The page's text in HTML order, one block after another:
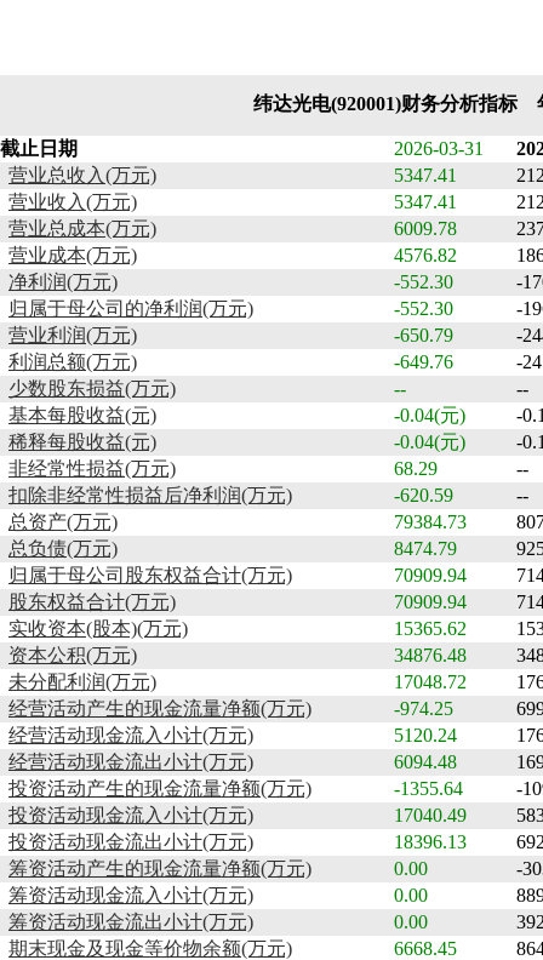
纬达光电(920001)财务分析指标
截止日期 2026-03-31
营业总收入(万元)
5347.41
营业收入(万元)
5347.41
营业总成本(万元)
6009.78
营业成本(万元)
4576.82
净利润(万元)
-552.30
-
归属于母公司的净利润(万元)
-552.30
-
营业利润(万元)
-650.79
-
利润总额(万元)
-649.76
-
少数股东损益(万元)
--
--
基本每股收益(元)
-0.04(元)
-
稀释每股收益(元)
-0.04(元)
-
非经常性损益(万元)
68.29
--
扣除非经常性损益后净利润(万元)
-620.59
--
总资产(万元)
79384.73
总负债(万元)
8474.79
归属于母公司股东权益合计(万元)
70909.94
股东权益合计(万元)
70909.94
实收资本(股本)(万元)
15365.62
资本公积(万元)
34876.48
未分配利润(万元)
17048.72
经营活动产生的现金流量净额(万元)
-974.25
经营活动现金流入小计(万元)
5120.24
经营活动现金流出小计(万元)
6094.48
投资活动产生的现金流量净额(万元)
-1355.64
-
投资活动现金流入小计(万元)
17040.49
投资活动现金流出小计(万元)
18396.13
筹资活动产生的现金流量净额(万元)
0.00
-
筹资活动现金流入小计(万元)
0.00
筹资活动现金流出小计(万元)
0.00
期末现金及现金等价物余额(万元)
6668.45